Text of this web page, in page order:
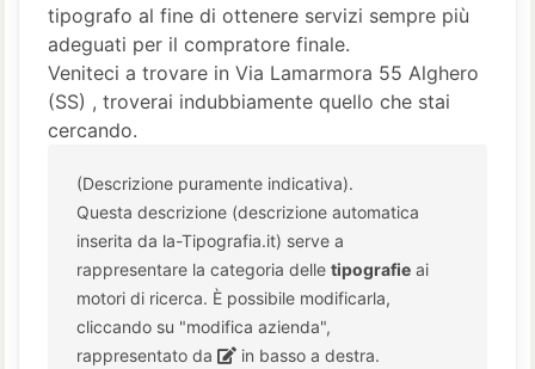
tipografo al fine di ottenere servizi sempre più
adeguati per il compratore finale.
Veniteci a trovare in Via Lamarmora 55 Alghero
(SS) , troverai indubbiamente quello che stai
cercando.
(Descrizione puramente indicativa).
Questa descrizione (descrizione automatica
inserita da la-Tipografia.it) serve a
rappresentare la categoria delle tipografie ai
motori di ricerca. È possibile modificarla,
cliccando su "modifica azienda",
rappresentato da
in basso a destra.